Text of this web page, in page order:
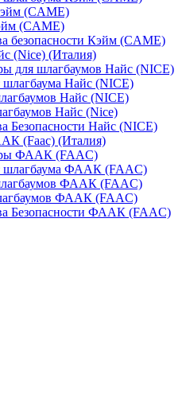
(CAME)
(CAME)
безопасности Кэйм (CAME)
(Nice) (Италия)
для шлагбаумов Найс (NICE)
шлагбаума Найс (NICE)
Найс (NICE)
Найс (Nice)
Безопасности Найс (NICE)
(Faac) (Италия)
ФААК (FAAC)
шлагбаума ФААК (FAAC)
ФААК (FAAC)
ФААК (FAAC)
Безопасности ФААК (FAAC)